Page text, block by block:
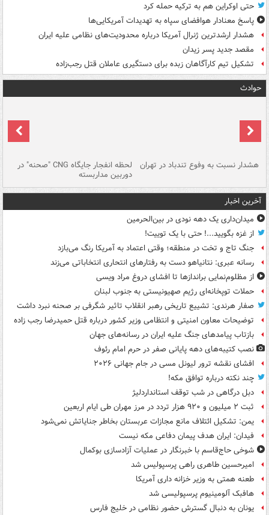
حتی اوکراین هم به ترکیه حمله کرد
پاسخ معنادار هوافضای سپاه به تهدیدات آمریکایی‌ها
هشدار ارشدترین ژنرال آمریکا درباره محدودیت‌های نظامی علیه ایران
مقصد جدید پسر زیدان
تشکیل تیم کارآگاهان زبده برای دستگیری عاملان قتل رجب‌زاده
حوادث
هشدار نسبت به وفوع تندباد در تهران لحظه انفجار جایگاه CNG "صحنه" در
دوربین مداربسته
آخرین اخبار
میدان‌داری یک دهه نودی در بین‌الحرمین
از غزه بگویید...! حتی با یک توییت!
جنگ تاج و تخت در منطقه؛ وقتی اعتماد به آمریکا رنگ می‌بازد
رسانه عبری: نتانیاهو دست به رفتارهای انتحاری انتخاباتی می‌زند
از مظلوم‌نمایی براندازها تا افشای دروغ مراد ویسی
حملات توپخانه‌ای رژیم صهیونیستی به جنوب لبنان
صفار هرندی: تشییع تاریخی رهبر انقلاب تاثیر شگرفی بر صحنه نبرد داشت
توضیحات معاون امنیتی و انتظامی وزیر کشور درباره قتل حمیدرضا رجب زاده
بازتاب پیامدهای جنگ علیه ایران در رسانه‌های جهان
نصب کتیبه‌های دهه پایانی صفر در حرم امام رئوف
افشای نقشه ترور لیونل مسی در جام جهانی ۲۰۲۶
چند نکته درباره توافق مکه!
دبل درگاهی در شب توقف استانداردلیژ
ثبت ۲ میلیون و ۹۲۰ هزار تردد در مرز مهران طی ایام اربعین
یمن: تشکیل ائتلاف مانع مجازات عربستان بخاطر جنایاتش نمی‌شود
فیدان: ایران هدف پیمان دفاعی مکه نیست
شوخی حاج‌قاسم با خبرنگار در عملیات آزادسازی بوکمال
امیرحسین طاهری راهی پرسپولیس شد
طعنه همتی به وزیر خزانه داری آمریکا
هافبک آلومینیوم پرسپولیسی شد
یونان به دنبال گسترش حضور نظامی در خلیج فارس